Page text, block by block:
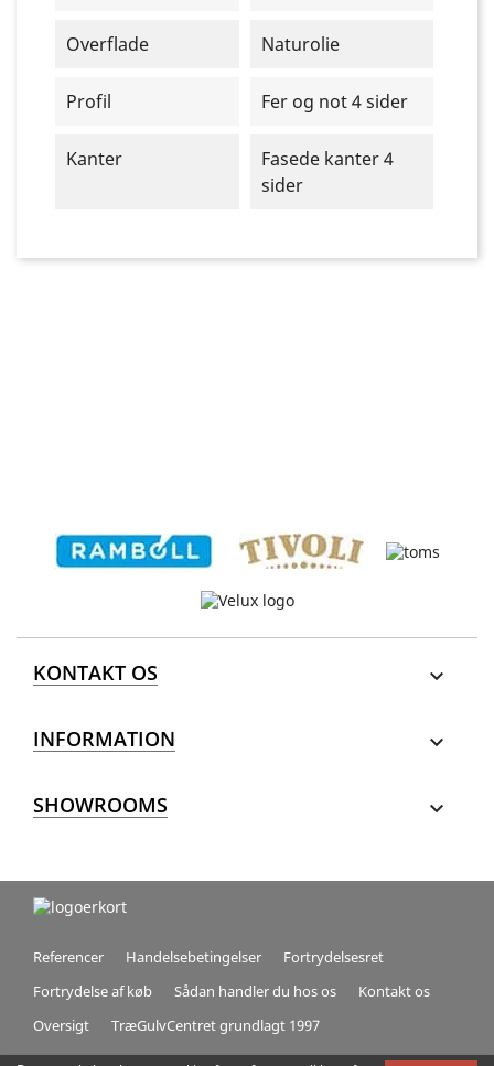
Overflade Naturolie
Profil Fer og not 4 sider
Kanter
Fasede kanter 4
sider
KONTAKT OS 
INFORMATION 
SHOWROOMS 
Referencer Handelsebetingelser
Fortrydelsesret
Fortrydelse af køb
Sådan handler du hos os
Kontakt os
Oversigt
TræGulvCentret grundlagt 1997